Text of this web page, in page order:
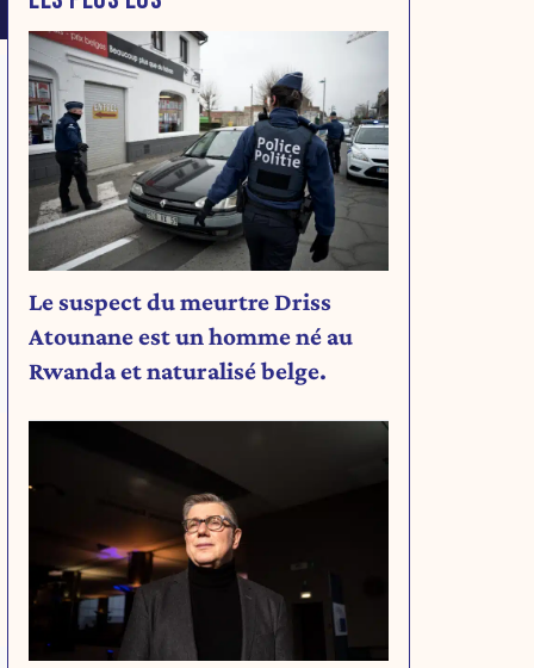
Le suspect du meurtre Driss
Atounane est un homme né au
Rwanda et naturalisé belge.